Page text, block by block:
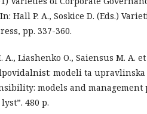
Hall P. A., Soskice D. (Eds.)
pp. 337-360.
A., Liashenko O., Saiensus M. A.
modeli ta upravlinska
models and management
480 p.